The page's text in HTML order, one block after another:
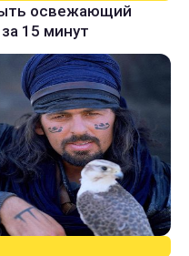
освежающий
15 минут